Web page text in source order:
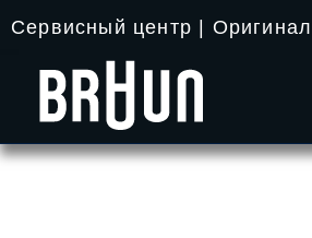
содержимому
Сервисный центр |